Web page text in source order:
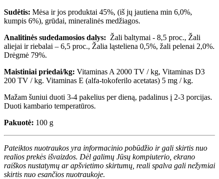
Sudėtis: Mėsa ir jos produktai 45%, (iš jų jautiena min 6,0%,
kumpis 6%), grūdai, mineralinės medžiagos.
Analitinės sudedamosios dalys: Žali baltymai - 8,5 proc., Žali
aliejai ir riebalai – 6,5 proc., Žalia ląsteliena 0,5%, žali pelenai 2,0%.
Drėgmė 79%.
Maistiniai priedai/kg: Vitaminas A 2000 TV / kg, Vitaminas D3
200 TV / kg. Vitaminas E (alfa-tokoferilo acetatas) 5 mg / kg.
Mažam šuniui duoti 3-4 pakelius per dieną, padalinus į 2-3 porcijas.
Duoti kambario temperatūros.
Pakuotė: 100 g
Pateiktos nuotraukos yra informacinio pobūdžio ir gali skirtis nuo
realios prekės išvaizdos. Dėl galimų Jūsų kompiuterio, ekrano
raiškos nustatymų ar apšvietimo skirtumų, reali spalva gali nežymiai
skirtis nuo esančios nuotraukoje.